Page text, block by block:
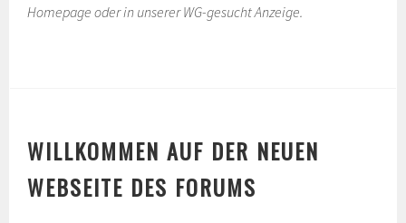
Homepage oder in unserer WG-gesucht Anzeige.
WILLKOMMEN AUF DER NEUEN
WEBSEITE DES FORUMS